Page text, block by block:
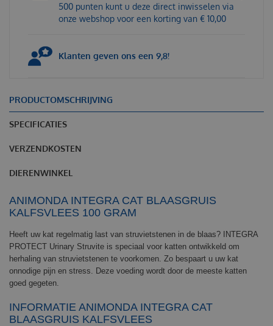
500 punten kunt u deze direct inwisselen via
onze webshop voor een korting van € 10,00
Klanten geven ons een 9,8!
PRODUCTOMSCHRIJVING
SPECIFICATIES
VERZENDKOSTEN
DIERENWINKEL
ANIMONDA INTEGRA CAT BLAASGRUIS
KALFSVLEES 100 GRAM
Heeft uw kat regelmatig last van struvietstenen in de blaas? INTEGRA
PROTECT Urinary Struvite is speciaal voor katten ontwikkeld om
herhaling van struvietstenen te voorkomen. Zo bespaart u uw kat
onnodige pijn en stress. Deze voeding wordt door de meeste katten
goed gegeten.
INFORMATIE ANIMONDA INTEGRA CAT
BLAASGRUIS KALFSVLEES